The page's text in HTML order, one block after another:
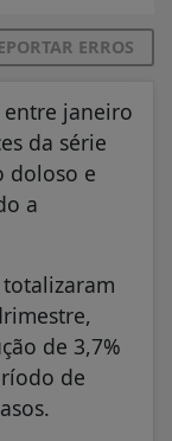
ERROS
entre janeiro
da série
doloso e
a
de 3,7%
de